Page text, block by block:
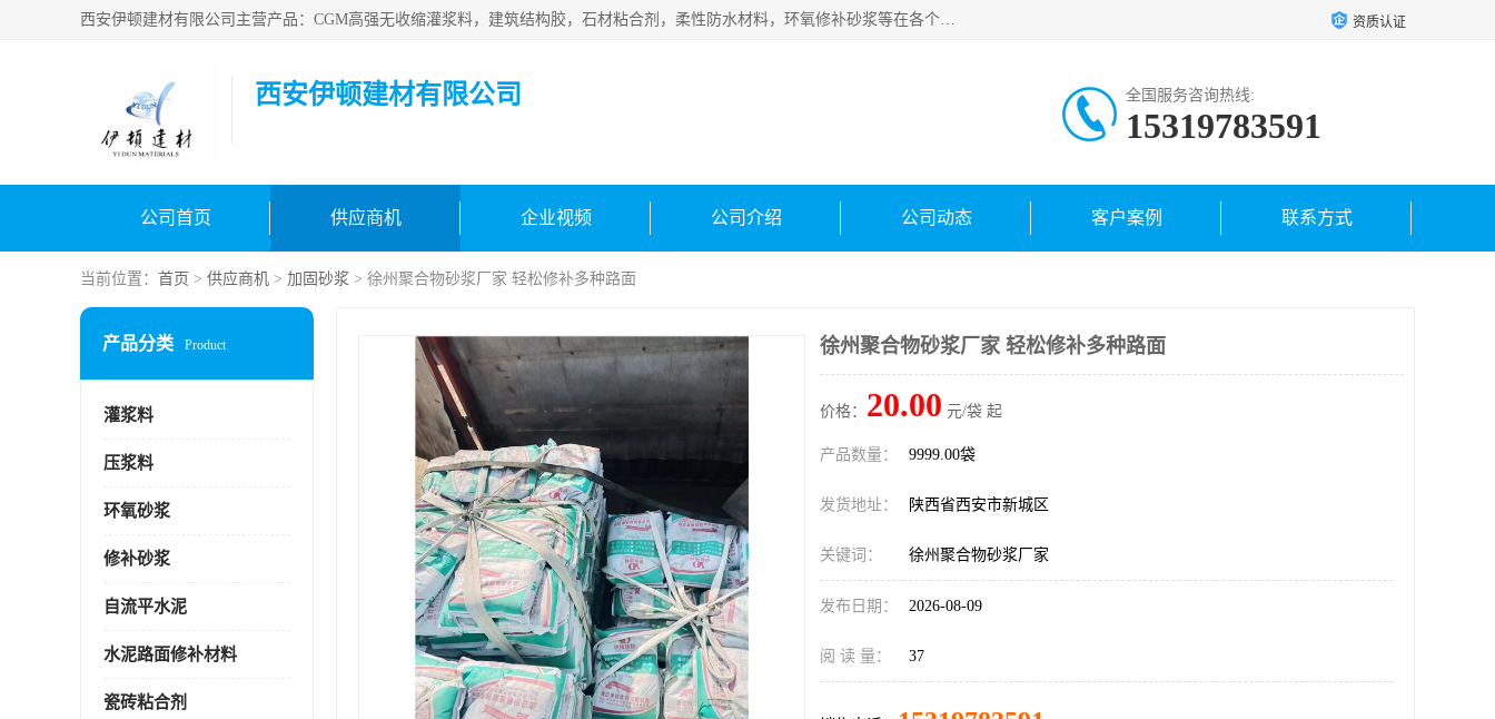
西安伊顿建材有限公司主营产品：CGM高强无收缩灌浆料，建筑结构胶，石材粘合剂，柔性防水材料，环氧修补砂浆等在各个行业得到了客户认可。 资质认证
西安伊顿建材有限公司 全国服务咨询热线:
15319783591
公司首页 供应商机 企业视频 公司介绍 公司动态 客户案例 联系方式
当前位置： 首页 > 供应商机 > 加固砂浆 > 徐州聚合物砂浆厂家 轻松修补多种路面
产品分类 Product
灌浆料
压浆料
环氧砂浆
修补砂浆
自流平水泥
水泥路面修补材料
瓷砖粘合剂
徐州聚合物砂浆厂家 轻松修补多种路面
价格： 20.00 元/袋 起
产品数量： 9999.00袋
发货地址： 陕西省西安市新城区
关键词： 徐州聚合物砂浆厂家
发布日期： 2026-08-09
阅 读 量： 37